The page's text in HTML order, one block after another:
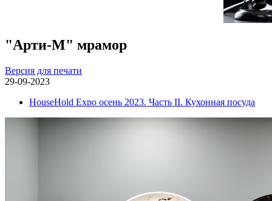
"Арти-М" мрамор
Версия для печати
29-09-2023
HouseHold Expo осень 2023. Часть II. Кухонная посуда